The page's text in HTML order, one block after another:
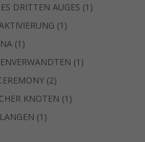
DRITTEN AUGES 1 1
1 1
1 1
Produkt
1 1
22
Produkte
KNOTEN 1 1
1 1